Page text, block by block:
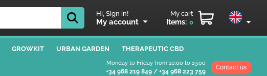
Hi, Sign in!
My account
My cart
Items: 0
GROWKIT URBAN GARDEN THERAPEUTIC CBD
Monday to Friday from 10:00 to 19:00
+34 968 219 849 / +34 968 223 759
Contact us